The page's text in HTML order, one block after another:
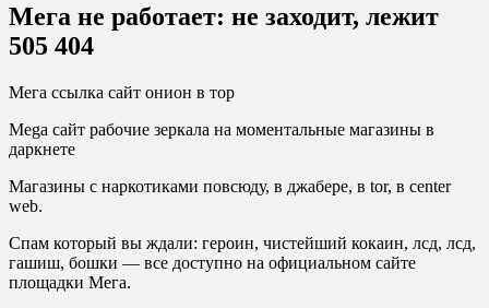
Мега не работает: не заходит, лежит
505 404
Мега ссылка сайт онион в тор
Mega сайт рабочие зеркала на моментальные магазины в
даркнете
Магазины с наркотиками повсюду, в джабере, в tor, в center
web.
Спам который вы ждали: героин, чистейший кокаин, лсд, лсд,
гашиш, бошки — все доступно на официальном сайте
площадки Мега.